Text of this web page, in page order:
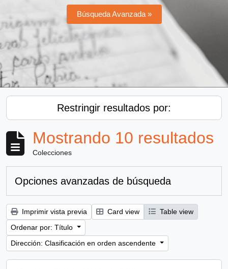
Búsqueda Avanzada »
Restringir resultados por:
Mostrando 10 resultados
Colecciones
Opciones avanzadas de búsqueda
Imprimir vista previa Card view
Table view
Ordenar por: Título
Dirección: Clasificación en orden ascendente